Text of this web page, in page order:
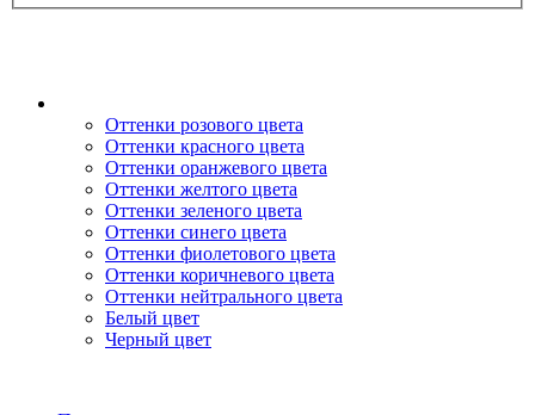
Оттенки розового цвета
Оттенки красного цвета
Оттенки оранжевого цвета
Оттенки желтого цвета
Оттенки зеленого цвета
Оттенки синего цвета
Оттенки фиолетового цвета
Оттенки коричневого цвета
Оттенки нейтрального цвета
Белый цвет
Черный цвет